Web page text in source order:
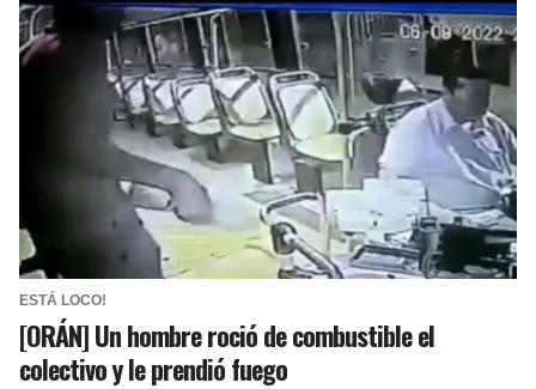
ESTÁ LOCO!
[ORÁN] Un hombre roció de combustible el
colectivo y le prendió fuego